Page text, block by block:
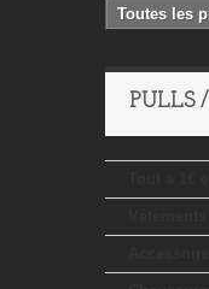
Toutes les
PULLS